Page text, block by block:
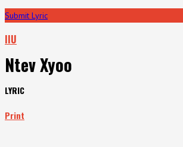
Submit Lyric
IIU
Ntev Xyoo
LYRIC
Print